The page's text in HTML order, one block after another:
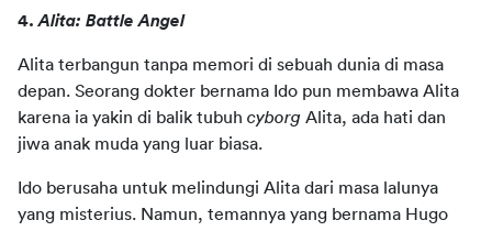
4. Alita: Battle Angel
Alita terbangun tanpa memori di sebuah dunia di masa
depan. Seorang dokter bernama Ido pun membawa Alita
karena ia yakin di balik tubuh cyborg Alita, ada hati dan
jiwa anak muda yang luar biasa.
Ido berusaha untuk melindungi Alita dari masa lalunya
yang misterius. Namun, temannya yang bernama Hugo